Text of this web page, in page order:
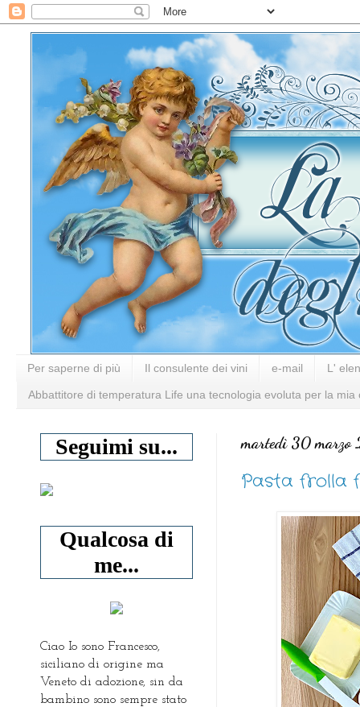
Per saperne di più Il consulente dei vini e-mail L'
Abbattitore di temperatura Life una tecnologia evoluta per la mia
martedì 30 marzo
Pasta frolla
Seguimi su...
Qualcosa di
me...
Ciao Io sono Francesco,
siciliano di origine ma
Veneto di adozione, sin da
bambino sono sempre stato